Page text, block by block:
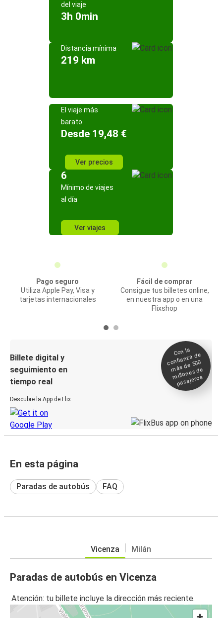
del viaje
3h 0min
Distancia mínima
219 km
El viaje más
barato
Desde 19,48 €
Ver precios
6
Mínimo de viajes
al día
Ver viajes
Pago seguro
Utiliza Apple Pay, Visa y
tarjetas internacionales
Fácil de comprar
Consigue tus billetes online,
en nuestra app o en una
Flixshop
Billete digital y
seguimiento en
tiempo real
Descubre la App de Flix
Con la
confianza de
más de 500
millones de
pasajeros
En esta página
Paradas de autobús FAQ
Vicenza Milán
Paradas de autobús en Vicenza
Atención: tu billete incluye la dirección más reciente.